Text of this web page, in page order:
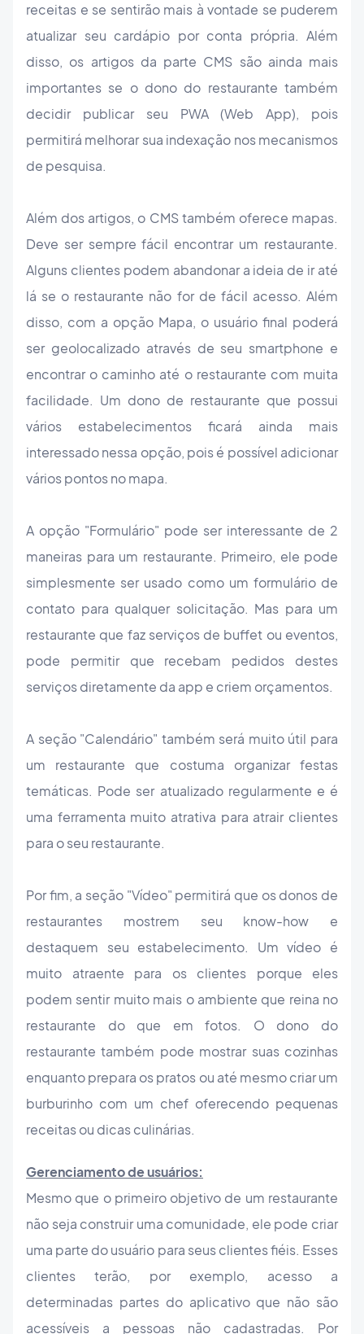
receitas e se sentirão mais à vontade se puderem
atualizar seu cardápio por conta própria. Além
disso, os artigos da parte CMS são ainda mais
importantes se o dono do restaurante também
decidir publicar seu PWA (Web App), pois
permitirá melhorar sua indexação nos mecanismos
de pesquisa.
Além dos artigos, o CMS também oferece mapas.
Deve ser sempre fácil encontrar um restaurante.
Alguns clientes podem abandonar a ideia de ir até
lá se o restaurante não for de fácil acesso. Além
disso, com a opção Mapa, o usuário final poderá
ser geolocalizado através de seu smartphone e
encontrar o caminho até o restaurante com muita
facilidade. Um dono de restaurante que possui
vários estabelecimentos ficará ainda mais
interessado nessa opção, pois é possível adicionar
vários pontos no mapa.
A opção "Formulário" pode ser interessante de 2
maneiras para um restaurante. Primeiro, ele pode
simplesmente ser usado como um formulário de
contato para qualquer solicitação. Mas para um
restaurante que faz serviços de buffet ou eventos,
pode permitir que recebam pedidos destes
serviços diretamente da app e criem orçamentos.
A seção "Calendário" também será muito útil para
um restaurante que costuma organizar festas
temáticas. Pode ser atualizado regularmente e é
uma ferramenta muito atrativa para atrair clientes
para o seu restaurante.
Por fim, a seção "Vídeo" permitirá que os donos de
restaurantes mostrem seu know-how e
destaquem seu estabelecimento. Um vídeo é
muito atraente para os clientes porque eles
podem sentir muito mais o ambiente que reina no
restaurante do que em fotos. O dono do
restaurante também pode mostrar suas cozinhas
enquanto prepara os pratos ou até mesmo criar um
burburinho com um chef oferecendo pequenas
receitas ou dicas culinárias.
Gerenciamento de usuários:
Mesmo que o primeiro objetivo de um restaurante
não seja construir uma comunidade, ele pode criar
uma parte do usuário para seus clientes fiéis. Esses
clientes terão, por exemplo, acesso a
determinadas partes do aplicativo que não são
acessíveis a pessoas não cadastradas. Por